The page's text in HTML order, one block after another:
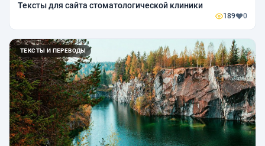
Тексты для сайта стоматологической клиники
189 0
ТЕКСТЫ И ПЕРЕВОДЫ